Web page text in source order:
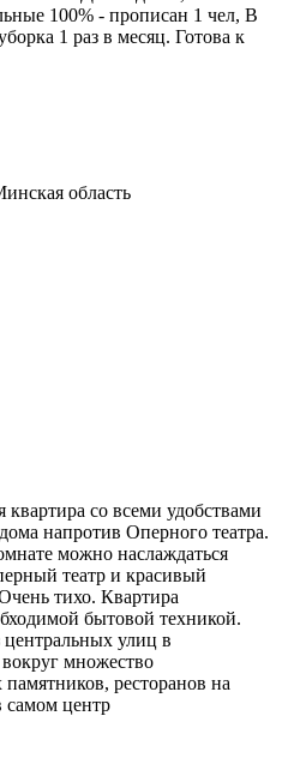
100% - прописан 1 чел, В
1 раз в месяц. Готова к
область
квартира со всеми удобствами
напротив Оперного театра.
можно наслаждаться
театр и красивый
тихо. Квартира
бытовой техникой.
улиц в
множество
ресторанов на
самом центр